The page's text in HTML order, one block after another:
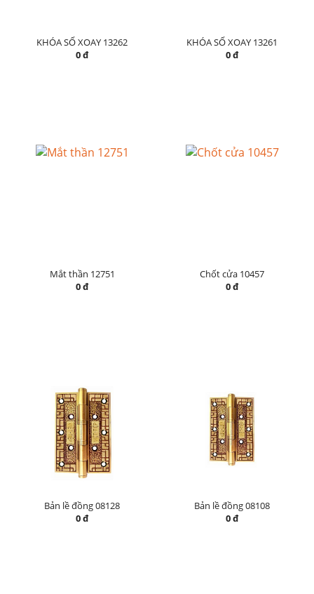
KHÓA SỐ XOAY 13262
0 đ
KHÓA SỐ XOAY 13261
0 đ
Mắt thần 12751
0 đ
Chốt cửa 10457
0 đ
Bản lề đồng 08128
0 đ
Bản lề đồng 08108
0 đ